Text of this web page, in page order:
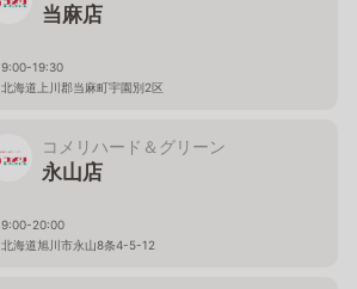
当麻店
9:00-19:30
北海道上川郡当麻町宇園別2区
コメリハード＆グリーン
永山店
9:00-20:00
北海道旭川市永山8条4-5-12